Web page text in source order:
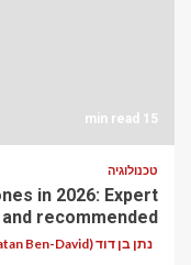
15 min read
טכנולוגיה
in 2026: Expert
recommended
נתן בן דוד (Natan Ben-David)